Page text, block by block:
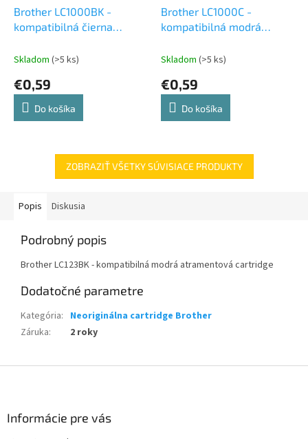
Brother LC1000BK -
kompatibilná čierna
Skladom (>5 ks)
€0,59
Do košíka
Brother LC1000C -
kompatibilná modrá
Skladom (>5 ks)
€0,59
Do košíka
ZOBRAZIŤ VŠETKY SÚVISIACE PRODUKTY
Popis Diskusia
Podrobný popis
Brother LC123BK - kompatibilná modrá atramentová cartridge
Dodatočné parametre
Kategória: Neoriginálna cartridge Brother
Záruka: 2 roky
Informácie pre vás